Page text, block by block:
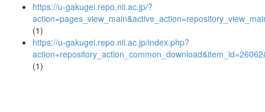
https://u-gakugei.repo.nii.ac.jp/?
(1)
https://u-gakugei.repo.nii.ac.jp/index.php?
(1)